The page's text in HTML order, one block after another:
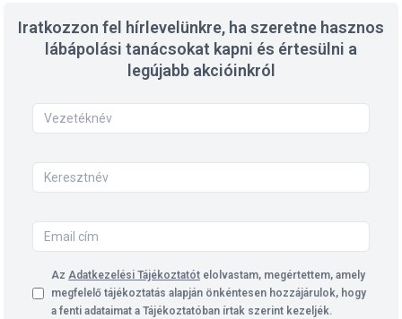
Iratkozzon fel hírlevelünkre, ha szeretne hasznos
lábápolási tanácsokat kapni és értesülni a
legújabb akcióinkról
Az Adatkezelési Tájékoztatót elolvastam, megértettem, amely
megfelelő tájékoztatás alapján önkéntesen hozzájárulok, hogy
a fenti adataimat a Tájékoztatóban írtak szerint kezeljék.